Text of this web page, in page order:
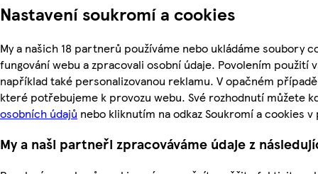
Nastavení soukromí a cookies
My a našich 18 partnerů používáme nebo ukládáme soubory
fungování webu a zpracovali osobní údaje. Povolením použití
například také personalizovanou reklamu. V opačném
které potřebujeme k provozu webu. Své rozhodnutí můžete
osobních údajů nebo kliknutím na odkaz Soukromí a cookies
My a naši partneři zpracováváme údaje z